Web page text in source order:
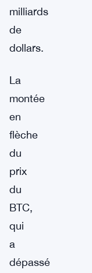
milliards
de
dollars.
La
montée
en
flèche
du
prix
du
BTC,
qui
a
dépassé